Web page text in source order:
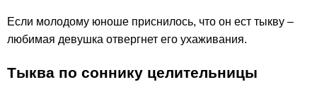
Если молодому юноше приснилось, что он ест тыкву –
любимая девушка отвергнет его ухаживания.
Тыква по соннику целительницы